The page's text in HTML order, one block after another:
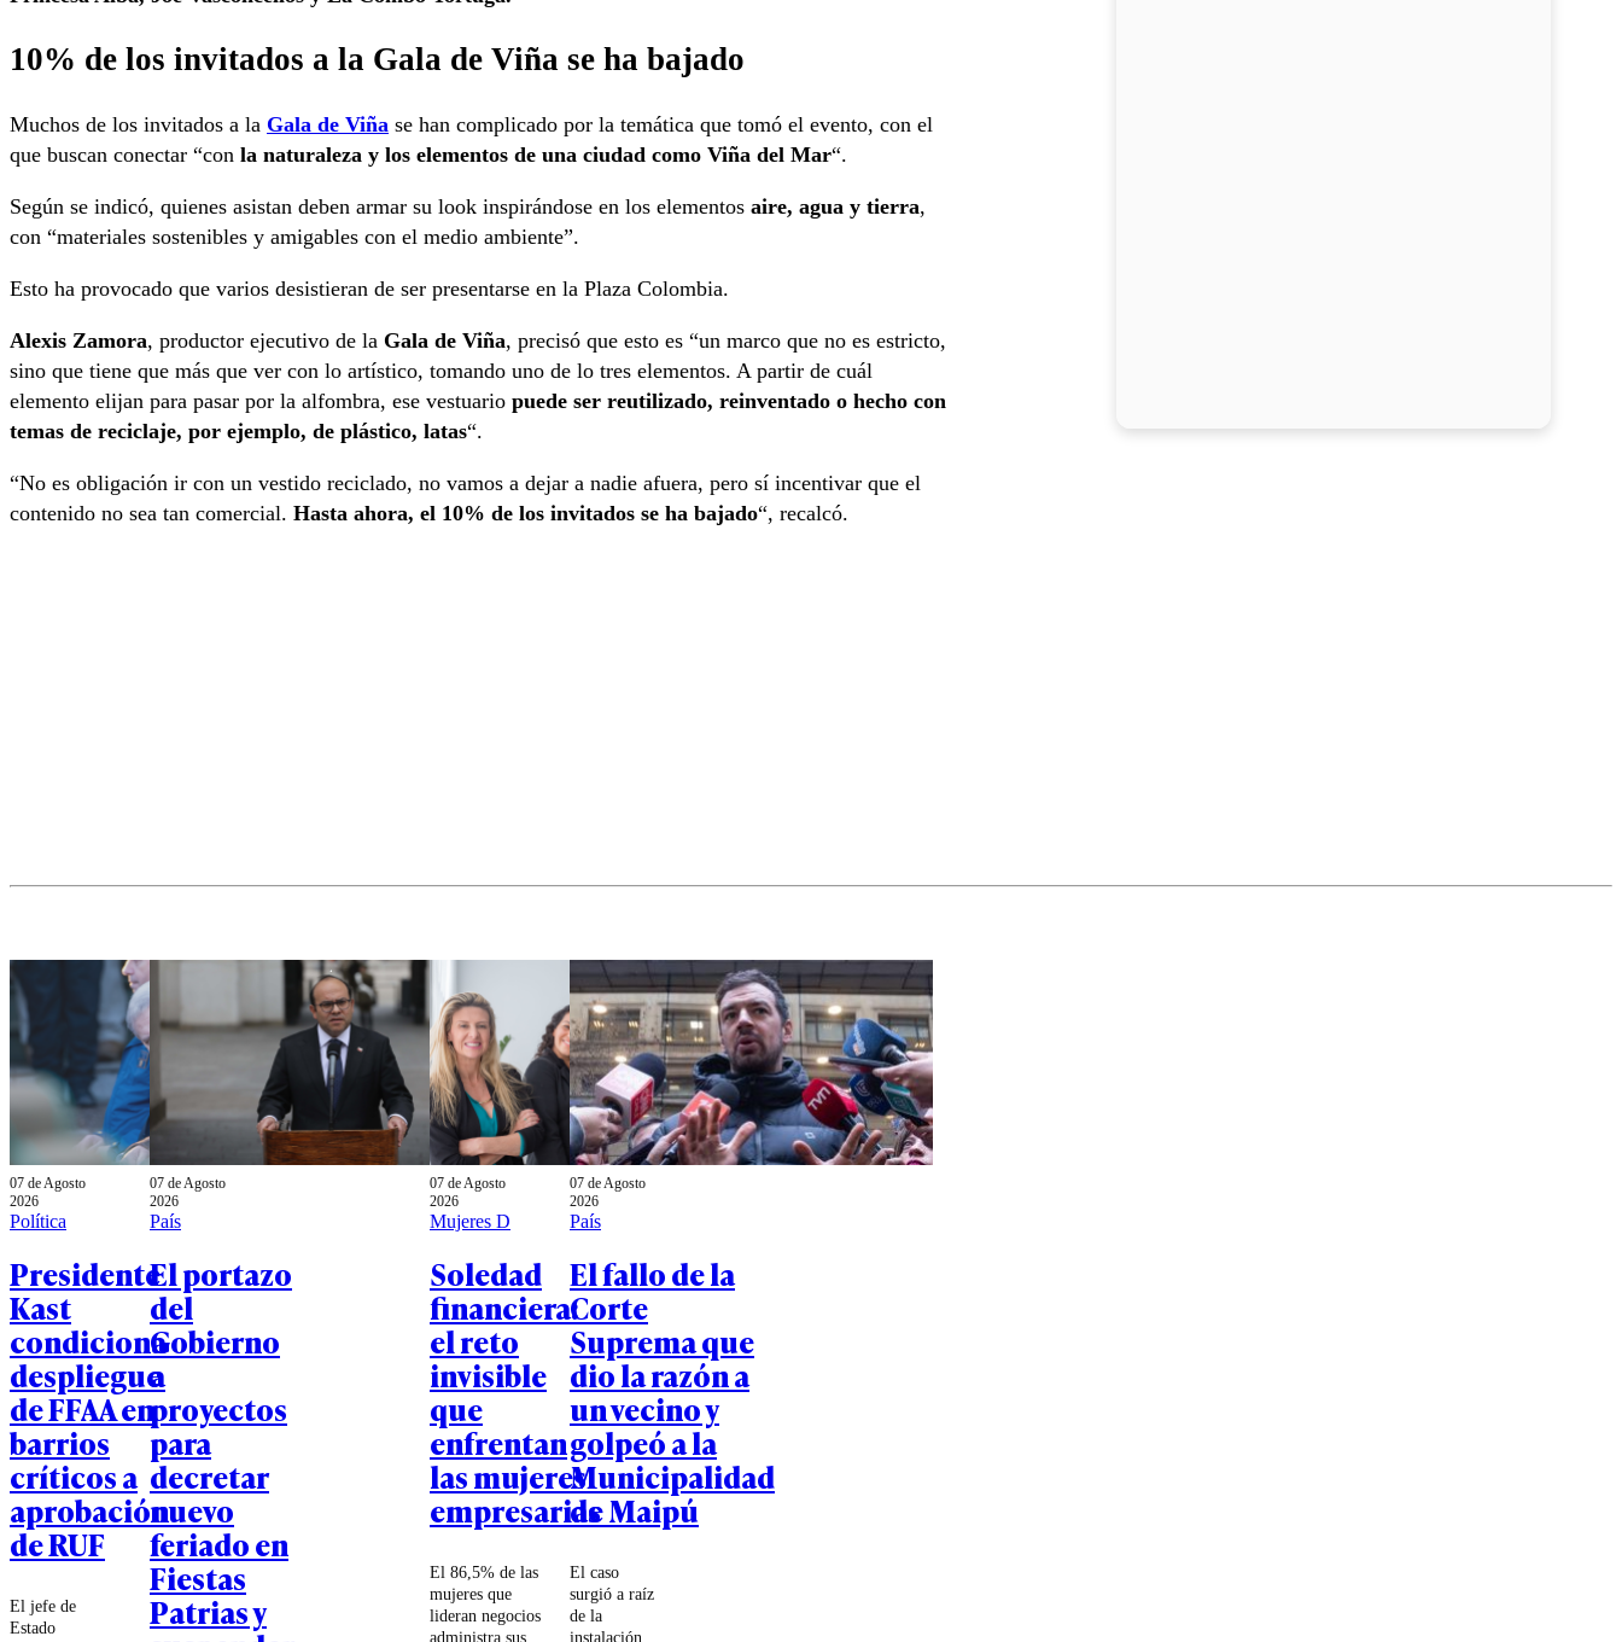
10% de los invitados a la Gala de Viña se ha bajado
Muchos de los invitados a la Gala de Viña se han complicado por la temática que tomó el evento, con el
que buscan conectar “con la naturaleza y los elementos de una ciudad como Viña del Mar“.
Según se indicó, quienes asistan deben armar su look inspirándose en los elementos aire, agua y tierra,
con “materiales sostenibles y amigables con el medio ambiente”.
Esto ha provocado que varios desistieran de ser presentarse en la Plaza Colombia.
Alexis Zamora, productor ejecutivo de la Gala de Viña, precisó que esto es “un marco que no es estricto,
sino que tiene que más que ver con lo artístico, tomando uno de lo tres elementos. A partir de cuál
elemento elijan para pasar por la alfombra, ese vestuario puede ser reutilizado, reinventado o hecho con
temas de reciclaje, por ejemplo, de plástico, latas“.
“No es obligación ir con un vestido reciclado, no vamos a dejar a nadie afuera, pero sí incentivar que el
contenido no sea tan comercial. Hasta ahora, el 10% de los invitados se ha bajado“, recalcó.
07 de Agosto
2026
Política
Presidente
Kast
condiciona
despliegue
de FFAA en
barrios
críticos a
aprobación
de RUF
El jefe de
Estado
07 de Agosto
2026
País
El portazo
del
Gobierno
a
proyectos
para
decretar
nuevo
feriado en
Fiestas
Patrias y
07 de Agosto
2026
Mujeres D
Soledad
financiera:
el reto
invisible
que
enfrentan
las mujeres
empresarias
El 86,5% de las
mujeres que
lideran negocios
administra sus
07 de Agosto
2026
País
El fallo de la
Corte
Suprema que
dio la razón a
un vecino y
golpeó a la
Municipalidad
de Maipú
El caso
surgió a raíz
de la
instalación